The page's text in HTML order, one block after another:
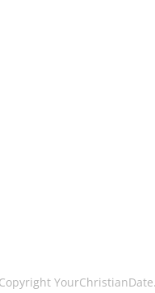
Copyright